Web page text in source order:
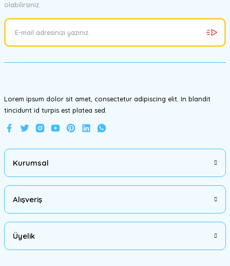
Ürün resmi kalitesiz, bozuk veya görüntülenemiyor.
Ürün bilgilerinde hatalar bulunuyor.
olabilirsiniz.
Lorem ipsum dolor sit amet, consectetur adipiscing elit. In blandit
tincidunt id turpis est platea sed.
Kurumsal
Alışveriş
Üyelik